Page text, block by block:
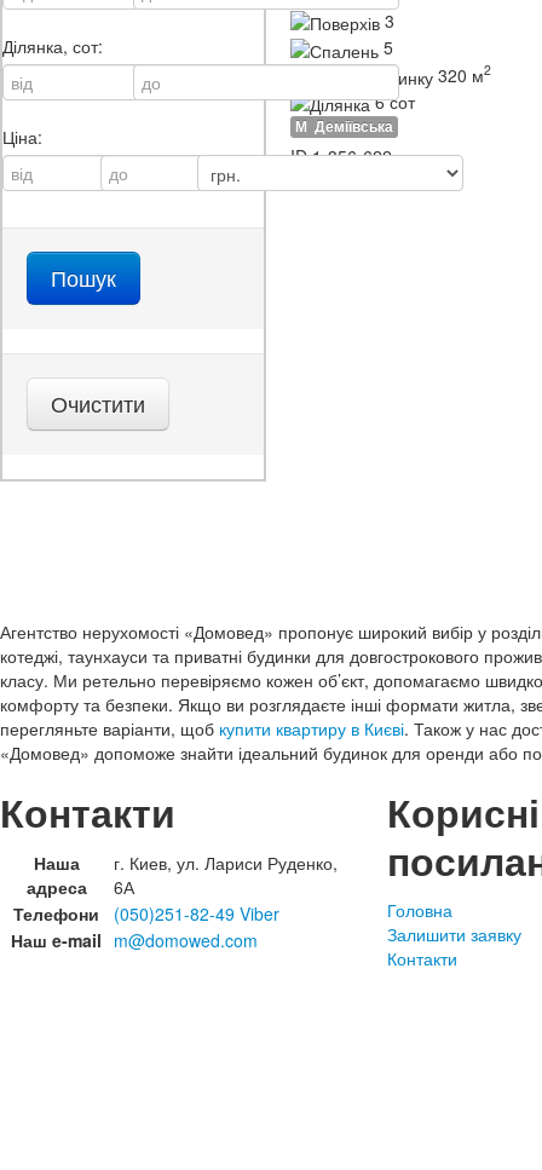
Ділянка, сот:
Ціна:
3
5
320 м2
6 сот
М Деміївська
ID1-356-622
Агентство нерухомості «Домовед» пропонує широкий вибір у
котеджі, таунхауси та приватні будинки для довгострокового
класу. Ми ретельно перевіряємо кожен об’єкт, допомагаємо
комфорту та безпеки. Якщо ви розглядаєте інші формати житла,
перегляньте варіанти, щоб купити квартиру в Києві. Також у нас
«Домовед» допоможе знайти ідеальний будинок для оренди або
Контакти
Наша
адреса
г. Киев, ул. Лариси Руденко,
6А
Телефони
(050)251-82-49 Viber
Наш e-mail m@domowed.com
Корисні
Головна
Залишити заявку
Контакти